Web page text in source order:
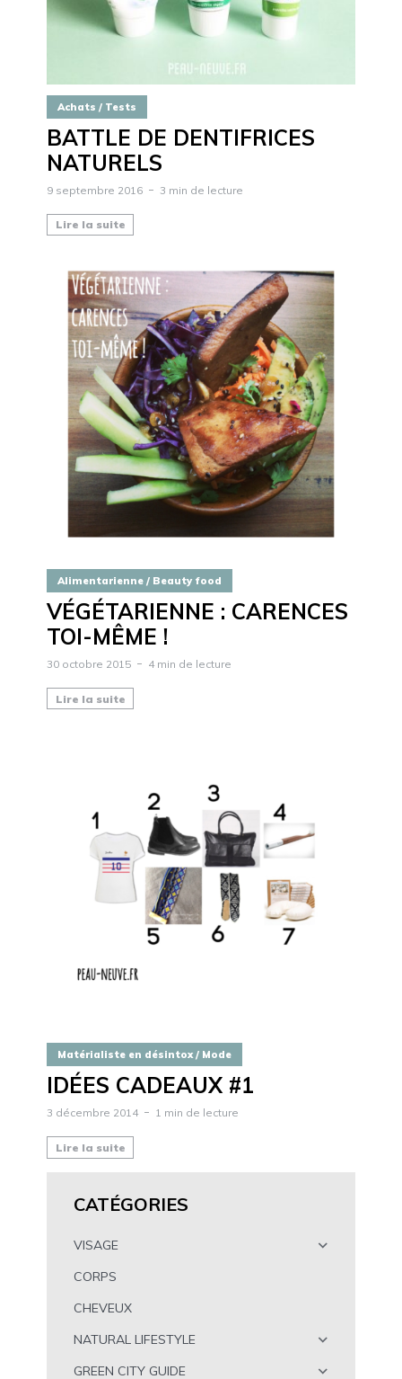
Achats / Tests
BATTLE DE DENTIFRICES
NATURELS
9 septembre 2016 3 min de lecture
Lire la suite
Alimentarienne / Beauty food
VÉGÉTARIENNE : CARENCES
TOI-MÊME !
30 octobre 2015 4 min de lecture
Lire la suite
Matérialiste en désintox / Mode
IDÉES CADEAUX #1
3 décembre 2014 1 min de lecture
Lire la suite
CATÉGORIES
VISAGE
CORPS
CHEVEUX
NATURAL LIFESTYLE
GREEN CITY GUIDE